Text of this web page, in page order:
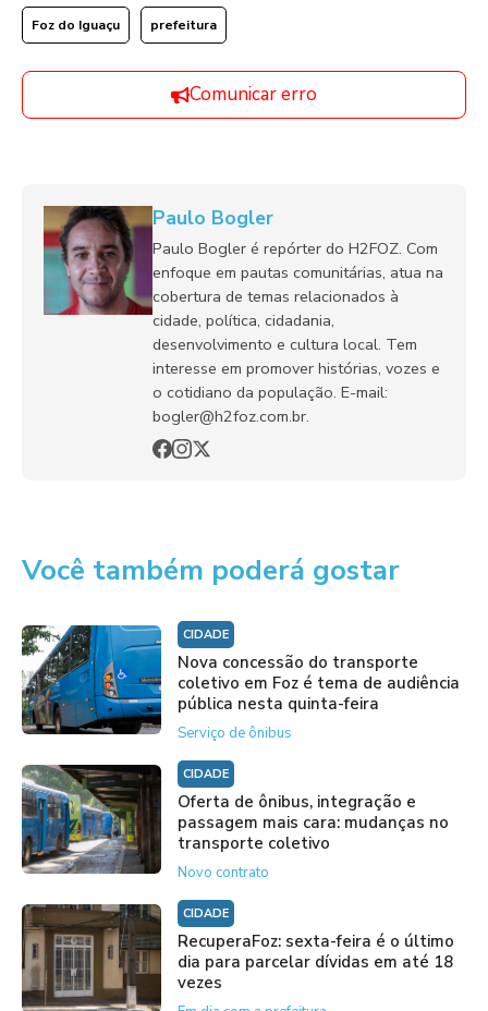
Foz do Iguaçu prefeitura
Comunicar erro
Paulo Bogler
Paulo Bogler é repórter do H2FOZ. Com
enfoque em pautas comunitárias, atua na
cobertura de temas relacionados à
cidade, política, cidadania,
desenvolvimento e cultura local. Tem
interesse em promover histórias, vozes e
o cotidiano da população. E-mail:
bogler@h2foz.com.br.
Você também poderá gostar
CIDADE
Nova concessão do transporte
coletivo em Foz é tema de audiência
pública nesta quinta-feira
Serviço de ônibus
CIDADE
Oferta de ônibus, integração e
passagem mais cara: mudanças no
transporte coletivo
Novo contrato
CIDADE
RecuperaFoz: sexta-feira é o último
dia para parcelar dívidas em até 18
vezes